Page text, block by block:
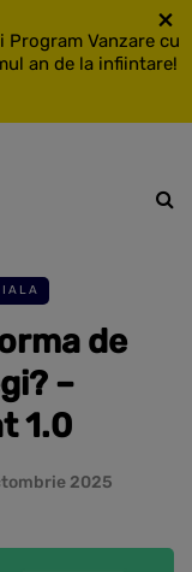
Program Vanzare cu
an de la infiintare!
×
de
–
1.0
2025